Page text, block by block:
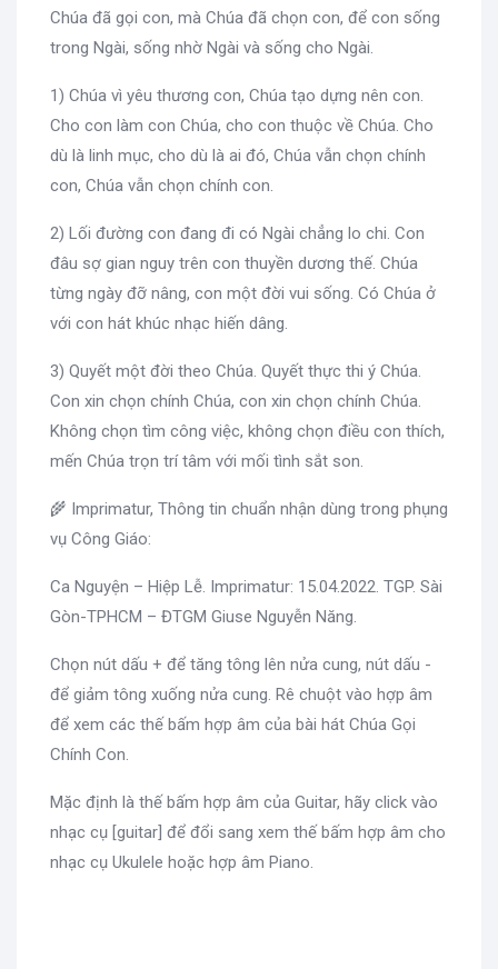
Chúa đã gọi con, mà Chúa đã chọn con, để con sống
trong Ngài, sống nhờ Ngài và sống cho Ngài.
1) Chúa vì yêu thương con, Chúa tạo dựng nên con.
Cho con làm con Chúa, cho con thuộc về Chúa. Cho
dù là linh mục, cho dù là ai đó, Chúa vẫn chọn chính
con, Chúa vẫn chọn chính con.
2) Lối đường con đang đi có Ngài chẳng lo chi. Con
đâu sợ gian nguy trên con thuyền dương thế. Chúa
từng ngày đỡ nâng, con một đời vui sống. Có Chúa ở
với con hát khúc nhạc hiến dâng.
3) Quyết một đời theo Chúa. Quyết thực thi ý Chúa.
Con xin chọn chính Chúa, con xin chọn chính Chúa.
Không chọn tìm công việc, không chọn điều con thích,
mến Chúa trọn trí tâm với mối tình sắt son.
🌾 Imprimatur, Thông tin chuẩn nhận dùng trong phụng
vụ Công Giáo:
Ca Nguyện – Hiệp Lễ. Imprimatur: 15.04.2022. TGP. Sài
Gòn-TPHCM – ĐTGM Giuse Nguyễn Năng.
Chọn nút dấu + để tăng tông lên nửa cung, nút dấu -
để giảm tông xuống nửa cung. Rê chuột vào hợp âm
để xem các thế bấm hợp âm của bài hát Chúa Gọi
Chính Con.
Mặc định là thế bấm hợp âm của Guitar, hãy click vào
nhạc cụ [guitar] để đổi sang xem thế bấm hợp âm cho
nhạc cụ Ukulele hoặc hợp âm Piano.